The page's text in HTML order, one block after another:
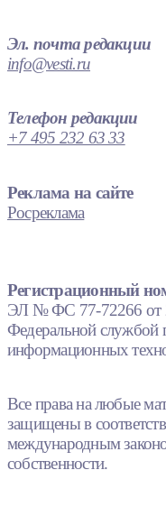
Эл. почта редакции
info@vesti.ru
Телефон редакции
+7 495 232 63 33
Реклама на сайте
Росреклама
Регистрационный
ЭЛ № ФС 77-72266 от
Федеральной службой
информационных
Все права на любые
защищены в
международным
собственности.